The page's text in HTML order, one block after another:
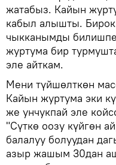
жатабыз. Кайын
кабыл алышты. Бирок
чыкканымды
журтума бир
эле айткам.
Мени түйшөлткөн
Кайын журтума эки
же унчукпай эле
"Сүткө оозу күйгөн
балалуу болуудан
азыр жашым 30дан